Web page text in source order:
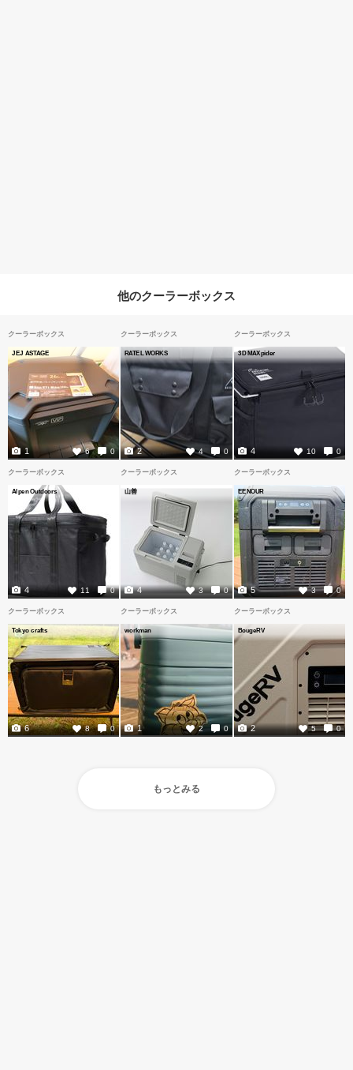
他のクーラーボックス
クーラーボックス
JEJ ASTAGE
6 0
1
クーラーボックス
RATEL WORKS
4 0
2
クーラーボックス
3D MAXpider
10 0
4
クーラーボックス
Alpen Outdoors
11 0
4
クーラーボックス
山善
3 0
4
クーラーボックス
EENOUR
3 0
5
クーラーボックス
Tokyo crafts
8 0
6
クーラーボックス
workman
2 0
1
クーラーボックス
BougeRV
5 0
2
もっとみる